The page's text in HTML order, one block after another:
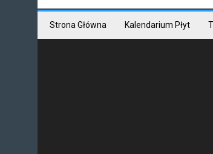
Strona Główna Kalendarium Płyt